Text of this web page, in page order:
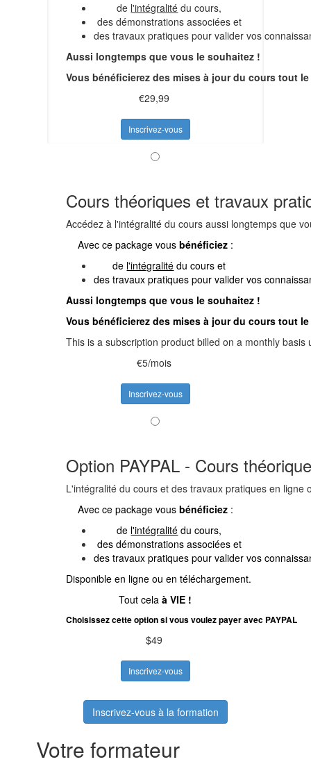
de l'intégralité du cours,
des démonstrations associées et
des travaux pratiques pour valider vos
Aussi longtemps que vous le souhaitez !
Vous bénéficierez des mises à jour du cours tout
€29,99
Inscrivez-vous
Cours théoriques et travaux
Accédez à l'intégralité du cours aussi longtemps que
Avec ce package vous bénéficiez :
de l'intégralité du cours et
des travaux pratiques pour valider vos
Aussi longtemps que vous le souhaitez !
Vous bénéficierez des mises à jour du cours tout
This is a subscription product billed on a monthly
€5/mois
Inscrivez-vous
Option PAYPAL - Cours
L'intégralité du cours et des travaux pratiques en ligne
Avec ce package vous bénéficiez :
de l'intégralité du cours,
des démonstrations associées et
des travaux pratiques pour valider vos
Disponible en ligne ou en téléchargement.
Tout celaà VIE !
Choisissez cette option si vous voulez payer avec PAYPAL
$49
Inscrivez-vous
Inscrivez-vous à la formation
Votre formateur